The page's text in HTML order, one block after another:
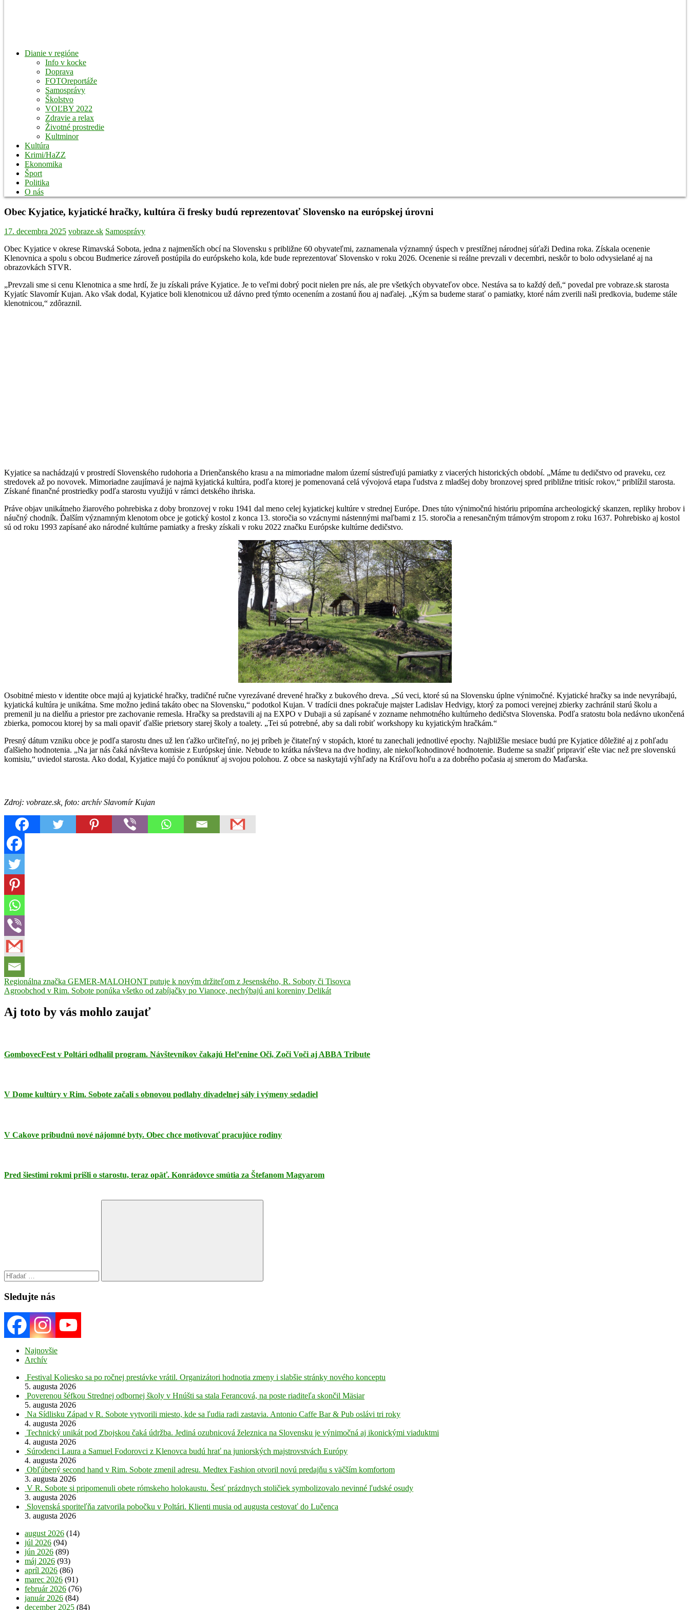
Dianie v regióne
Info v kocke
Doprava
FOTOreportáže
Samosprávy
Školstvo
VOĽBY 2022
Zdravie a relax
Životné prostredie
Kultminor
Kultúra
Krimi/HaZZ
Ekonomika
Šport
Politika
O nás
Obec Kyjatice, kyjatické hračky, kultúra či fresky budú reprezentovať Slovensko na európskej úrovni
17. decembra 2025 vobraze.sk Samosprávy
Obec Kyjatice v okrese Rimavská Sobota, jedna z najmenších obcí na Slovensku s približne 60 obyvateľmi, zaznamenala významný úspech v prestížnej národnej súťaži Dedina roka. Získala ocenenie
Klenovnica a spolu s obcou Budmerice zároveň postúpila do európskeho kola, kde bude reprezentovať Slovensko v roku 2026. Ocenenie si reálne prevzali v decembri, neskôr to bolo odvysielané aj na
obrazovkách STVR.
„Prevzali sme si cenu Klenotnica a sme hrdí, že ju získali práve Kyjatice. Je to veľmi dobrý pocit nielen pre nás, ale pre všetkých obyvateľov obce. Nestáva sa to každý deň,“ povedal pre vobraze.sk starosta
Kyjatíc Slavomír Kujan. Ako však dodal, Kyjatice boli klenotnicou už dávno pred týmto ocenením a zostanú ňou aj naďalej. „Kým sa budeme starať o pamiatky, ktoré nám zverili naši predkovia, budeme stále
klenotnicou,“ zdôraznil.
Kyjatice sa nachádzajú v prostredí Slovenského rudohoria a Drienčanského krasu a na mimoriadne malom území sústreďujú pamiatky z viacerých historických období. „Máme tu dedičstvo od praveku, cez
stredovek až po novovek. Mimoriadne zaujímavá je najmä kyjatická kultúra, podľa ktorej je pomenovaná celá vývojová etapa ľudstva z mladšej doby bronzovej spred približne tritisíc rokov,“ priblížil starosta.
Získané finančné prostriedky podľa starostu využijú v rámci detského ihriska.
Práve objav unikátneho žiarového pohrebiska z doby bronzovej v roku 1941 dal meno celej kyjatickej kultúre v strednej Európe. Dnes túto výnimočnú históriu pripomína archeologický skanzen, repliky hrobov i
náučný chodník. Ďalším významným klenotom obce je gotický kostol z konca 13. storočia so vzácnymi nástennými maľbami z 15. storočia a renesančným trámovým stropom z roku 1637. Pohrebisko aj kostol
sú od roku 1993 zapísané ako národné kultúrne pamiatky a fresky získali v roku 2022 značku Európske kultúrne dedičstvo.
Osobitné miesto v identite obce majú aj kyjatické hračky, tradičné ručne vyrezávané drevené hračky z bukového dreva. „Sú veci, ktoré sú na Slovensku úplne výnimočné. Kyjatické hračky sa inde nevyrábajú,
kyjatická kultúra je unikátna. Sme možno jediná takáto obec na Slovensku,“ podotkol Kujan. V tradícii dnes pokračuje majster Ladislav Hedvigy, ktorý za pomoci verejnej zbierky zachránil starú školu a
premenil ju na dielňu a priestor pre zachovanie remesla. Hračky sa predstavili aj na EXPO v Dubaji a sú zapísané v zozname nehmotného kultúrneho dedičstva Slovenska. Podľa sratostu bola nedávno ukončená
zbierka, pomocou ktorej by sa mali opaviť ďalšie prietsory starej školy a toalety. „Tei sú potrebné, aby sa dali robiť workshopy ku kyjatickým hračkám.“
Presný dátum vzniku obce je podľa starostu dnes už len ťažko určiteľný, no jej príbeh je čitateľný v stopách, ktoré tu zanechali jednotlivé epochy. Najbližšie mesiace budú pre Kyjatice dôležité aj z pohľadu
ďalšieho hodnotenia. „Na jar nás čaká návšteva komisie z Európskej únie. Nebude to krátka návšteva na dve hodiny, ale niekoľkohodinové hodnotenie. Budeme sa snažiť pripraviť ešte viac než pre slovenskú
komisiu,“ uviedol starosta. Ako dodal, Kyjatice majú čo ponúknuť aj svojou polohou. Z obce sa naskytajú výhľady na Kráľovu hoľu a za dobrého počasia aj smerom do Maďarska.
Zdroj: vobraze.sk, foto: archív Slavomír Kujan
dedina
rokaeuropska
Navigácia
v
článku
Previous
Post:
Regionálna značka GEMER-MALOHONT putuje k novým držiteľom z Jesenského, R. Soboty či Tisovca
Next
Agroobchod v Rim. Sobote ponúka všetko od zabíjačky po Vianoce, nechýbajú ani koreniny Delikát
Aj toto by vás mohlo zaujať
GombovecFest v Poltári odhalil program. Návštevníkov čakajú Hel’enine Oči, Zoči Voči aj ABBA Tribute
V Dome kultúry v Rim. Sobote začali s obnovou podlahy divadelnej sály i výmeny sedadiel
V Cakove pribudnú nové nájomné byty. Obec chce motivovať pracujúce rodiny
Pred šiestimi rokmi prišli o starostu, teraz opäť. Konrádovce smútia za Štefanom Magyarom
Search
Sledujte nás
Najnovšie
Archív
Festival Koliesko sa po ročnej prestávke vrátil. Organizátori hodnotia zmeny i slabšie stránky nového konceptu
5. augusta 2026
Poverenou šéfkou Strednej odbornej školy v Hnúšti sa stala Ferancová, na poste riaditeľa skončil Mäsiar
5. augusta 2026
Na Sídlisku Západ v R. Sobote vytvorili miesto, kde sa ľudia radi zastavia. Antonio Caffe Bar & Pub oslávi tri roky
4. augusta 2026
Technický unikát pod Zbojskou čaká údržba. Jediná ozubnicová železnica na Slovensku je výnimočná aj ikonickými viaduktmi
4. augusta 2026
Súrodenci Laura a Samuel Fodorovci z Klenovca budú hrať na juniorských majstrovstvách Európy
4. augusta 2026
Obľúbený second hand v Rim. Sobote zmenil adresu. Medtex Fashion otvoril novú predajňu s väčším komfortom
3. augusta 2026
V R. Sobote si pripomenuli obete rómskeho holokaustu. Šesť prázdnych stoličiek symbolizovalo nevinné ľudské osudy
3. augusta 2026
Slovenská sporiteľňa zatvorila pobočku v Poltári. Klienti musia od augusta cestovať do Lučenca
3. augusta 2026
august 2026 (14)
júl 2026 (94)
jún 2026 (89)
máj 2026 (93)
apríl 2026 (86)
marec 2026 (91)
február 2026 (76)
január 2026 (84)
december 2025 (84)